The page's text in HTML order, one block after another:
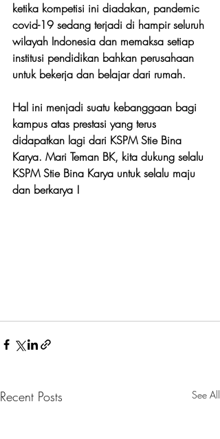
ketika kompetisi ini diadakan, pandemic
covid-19 sedang terjadi di hampir seluruh
wilayah Indonesia dan memaksa setiap
institusi pendidikan bahkan perusahaan
untuk bekerja dan belajar dari rumah.
Hal ini menjadi suatu kebanggaan bagi
kampus atas prestasi yang terus
didapatkan lagi dari KSPM Stie Bina
Karya. Mari Teman BK, kita dukung selalu
KSPM Stie Bina Karya untuk selalu maju
dan berkarya !
Recent Posts See All